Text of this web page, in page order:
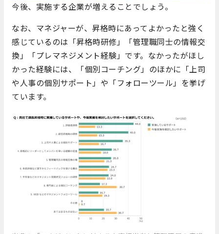
今後、実施する企業が増えることでしょう。
なお、マネジャーが、昇格時にあってよかったと強く
感じているのは「昇格時研修」「管理職同士の情報交
換」「プレマネジメント経験」です。なかったがほし
かった経験には、「個別コーチング」のほかに「上司
や人事の個別サポート」や「フォローツール」を挙げ
ています。